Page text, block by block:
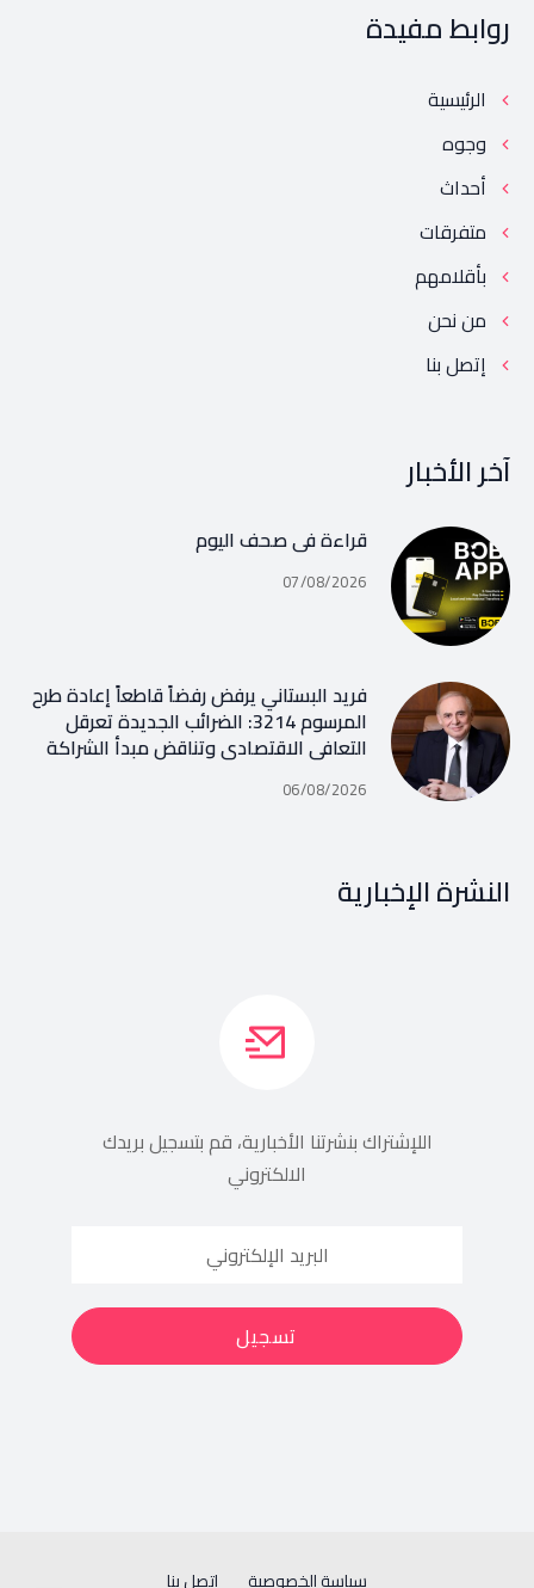
روابط مفيدة
الرئيسية
وجوه
أحداث
متفرقات
بأقلامهم
من نحن
إتصل بنا
آخر الأخبار
قراءة في صحف اليوم
07/08/2026
فريد البستاني يرفض رفضاً قاطعاً إعادة طرح
المرسوم 3214: الضرائب الجديدة تعرقل
التعافي الاقتصادي وتناقض مبدأ الشراكة
06/08/2026
النشرة الإخبارية
اللإشتراك بنشرتنا الأخبارية، قم بتسجيل بريدك
الالكتروني
سياسة الخصوصية إتصل بنا